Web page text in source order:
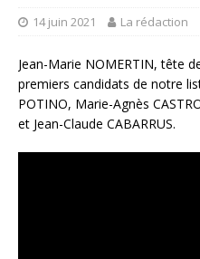
14 juin 2021 La rédaction
Jean-Marie NOMERTIN, tête
premiers candidats de notre
POTINO, Marie-Agnès
et Jean-Claude CABARRUS.